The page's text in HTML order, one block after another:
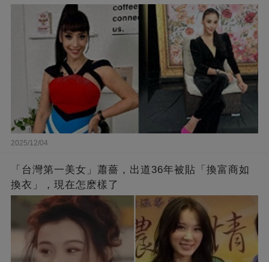
2025/12/04
「台灣第一美女」蕭薔，出道36年被貼「換富商如
換衣」，現在怎麽樣了